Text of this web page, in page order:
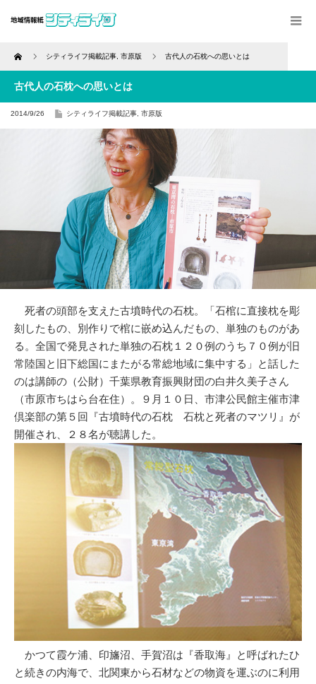
Home シティライフ掲載記事 市原版 古代人の石枕への思いとは
古代人の石枕への思いとは
2014/9/26 シティライフ掲載記事 市原版
死者の頭部を支えた古墳時代の石枕。「石棺に直接枕を彫
刻したもの、別作りで棺に嵌め込んだもの、単独のものがあ
る。全国で発見された単独の石枕１２０例のうち７０例が旧
常陸国と旧下総国にまたがる常総地域に集中する」と話した
のは講師の（公財）千葉県教育振興財団の白井久美子さん
（市原市ちはら台在住）。９月１０日、市津公民館主催市津
倶楽部の第５回『古墳時代の石枕 石枕と死者のマツリ』が
開催され、２８名が聴講した。
かつて霞ケ浦、印旛沼、手賀沼は『香取海』と呼ばれたひ
と続きの内海で、北関東から石材などの物資を運ぶのに利用